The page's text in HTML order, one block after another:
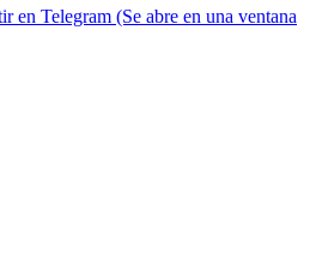
en Telegram (Se abre en una ventana